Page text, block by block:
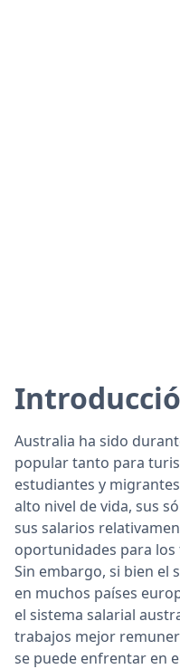
Australia ha sido
popular tanto para
estudiantes y
alto nivel de vida, sus
sus salarios
oportunidades para
Sin embargo, si bien el
en muchos países
el sistema salarial
trabajos mejor
se puede enfrentar en